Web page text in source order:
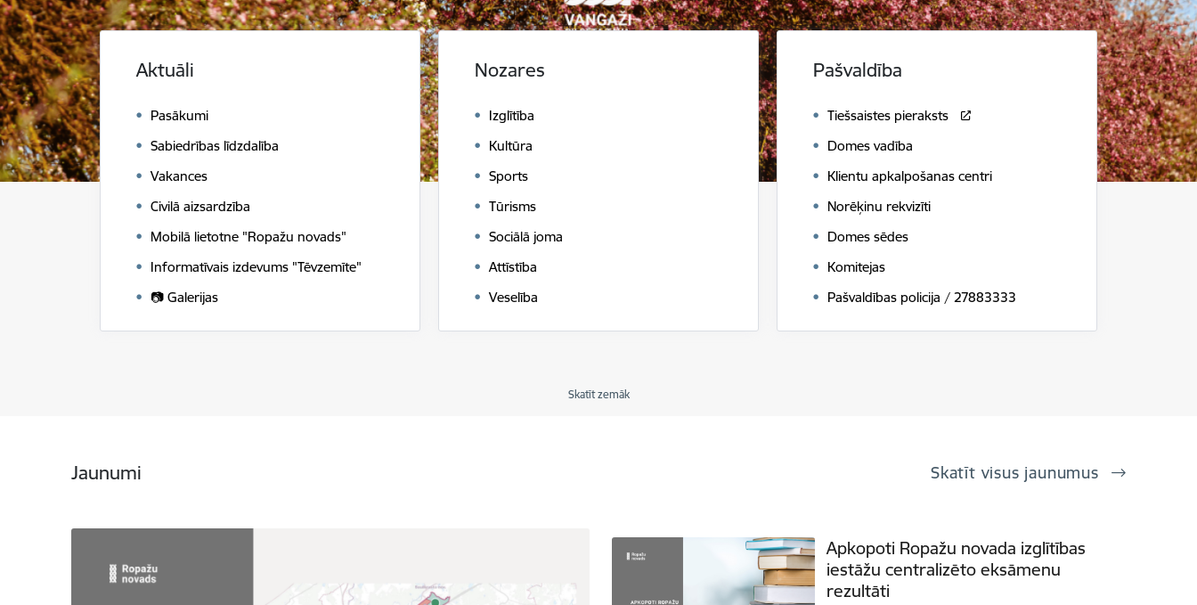
Aktuāli
Pasākumi
Sabiedrības līdzdalība
Vakances
Civilā aizsardzība
Mobilā lietotne "Ropažu novads"
Informatīvais izdevums "Tēvzemīte"
📷 Galerijas
Nozares
Izglītība
Kultūra
Sports
Tūrisms
Sociālā joma
Attīstība
Veselība
Pašvaldība
Tiešsaistes pieraksts
Domes vadība
Klientu apkalpošanas centri
Norēķinu rekvizīti
Domes sēdes
Komitejas
Pašvaldības policija / 27883333
Skatīt zemāk
Jaunumi Skatīt visus jaunumus
Apkopoti Ropažu novada izglītības
iestāžu centralizēto eksāmenu
rezultāti